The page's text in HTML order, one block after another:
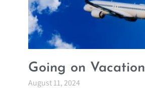
Going on Vacation
August 11, 2024